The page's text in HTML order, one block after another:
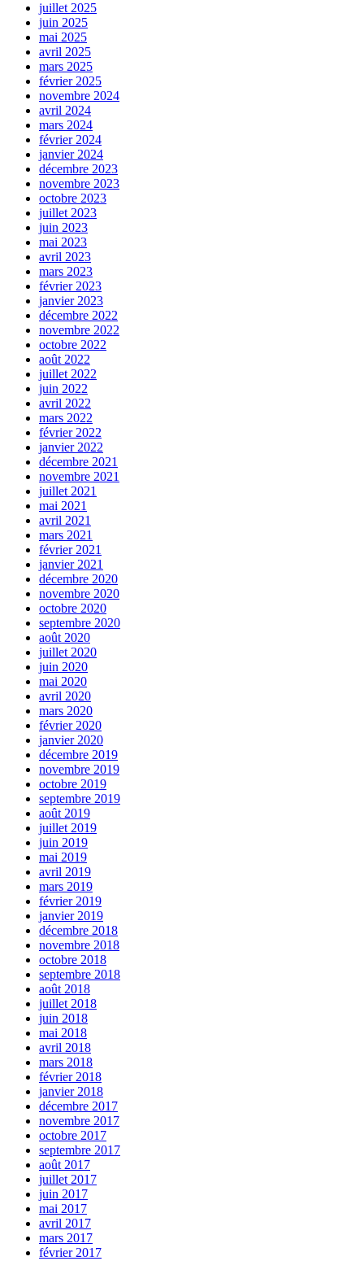
juillet 2025
juin 2025
mai 2025
avril 2025
mars 2025
février 2025
novembre 2024
avril 2024
mars 2024
février 2024
janvier 2024
décembre 2023
novembre 2023
octobre 2023
juillet 2023
juin 2023
mai 2023
avril 2023
mars 2023
février 2023
janvier 2023
décembre 2022
novembre 2022
octobre 2022
août 2022
juillet 2022
juin 2022
avril 2022
mars 2022
février 2022
janvier 2022
décembre 2021
novembre 2021
juillet 2021
mai 2021
avril 2021
mars 2021
février 2021
janvier 2021
décembre 2020
novembre 2020
octobre 2020
septembre 2020
août 2020
juillet 2020
juin 2020
mai 2020
avril 2020
mars 2020
février 2020
janvier 2020
décembre 2019
novembre 2019
octobre 2019
septembre 2019
août 2019
juillet 2019
juin 2019
mai 2019
avril 2019
mars 2019
février 2019
janvier 2019
décembre 2018
novembre 2018
octobre 2018
septembre 2018
août 2018
juillet 2018
juin 2018
mai 2018
avril 2018
mars 2018
février 2018
janvier 2018
décembre 2017
novembre 2017
octobre 2017
septembre 2017
août 2017
juillet 2017
juin 2017
mai 2017
avril 2017
mars 2017
février 2017